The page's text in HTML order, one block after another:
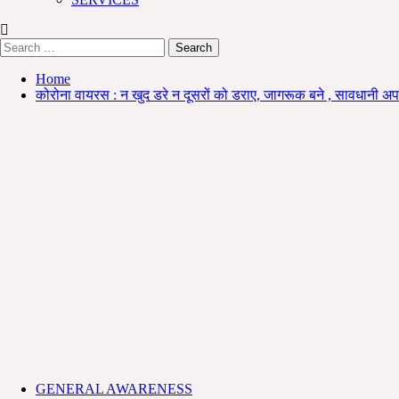
Search
for:
Home
कोरोना वायरस : न खुद डरे न दूसरों को डराए, जागरूक बने , सावधानी
GENERAL AWARENESS